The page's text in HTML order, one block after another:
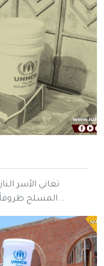
المسلح ظروفاً صعبة يندى لها الجبين، حيث تنعدم أ...